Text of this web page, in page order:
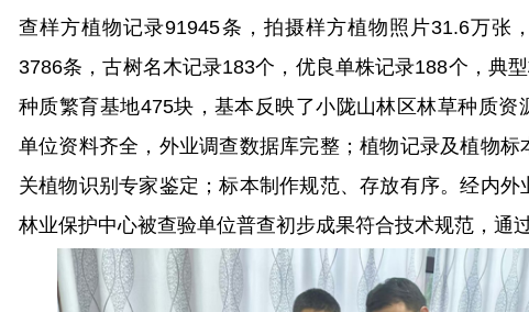
查样方植物记录91945条，拍摄样方植物照片31.6万张
3786条，古树名木记录183个，优良单株记录188个，典
种质繁育基地475块，基本反映了小陇山林区林草种质资
单位资料齐全，外业调查数据库完整；植物记录及植物标
关植物识别专家鉴定；标本制作规范、存放有序。经内外
林业保护中心被查验单位普查初步成果符合技术规范，通